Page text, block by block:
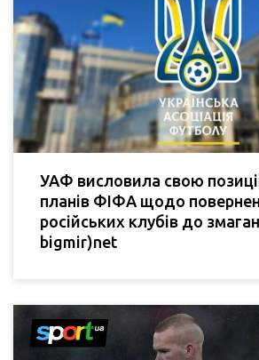
УАФ висловила свою
планів ФІФА щодо
російських клубів до
bigmir)net